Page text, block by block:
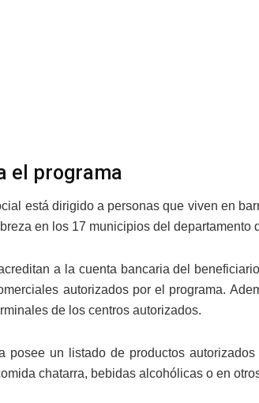
el programa
está dirigido a personas que viven en
en los 17 municipios del departamento
a la cuenta bancaria del
autorizados por el programa.
de los centros autorizados.
posee un listado de productos
chatarra, bebidas alcohólicas o en